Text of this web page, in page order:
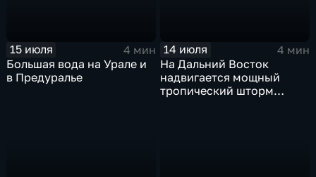
15 июля
4 мин
Большая вода на Урале и
в Предуралье
14 июля
4 мин
На Дальний Восток
надвигается мощный
тропический шторм